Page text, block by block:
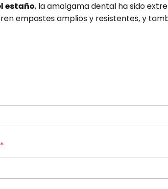
estaño, la amalgama dental ha sido
empastes amplios y resistentes, y
*